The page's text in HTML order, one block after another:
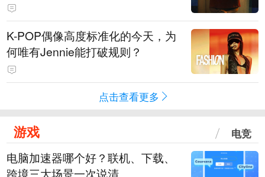
K-POP偶像高度标准化的今天，为
何唯有Jennie能打破规则？
点击查看更多
游戏 电竞
电脑加速器哪个好？联机、下载、
跨境三大场景一次说清